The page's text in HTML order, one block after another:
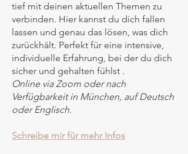
tief mit deinen aktuellen Themen zu
verbinden. Hier kannst du dich fallen
lassen und genau das lösen, was dich
zurückhält. Perfekt für eine intensive,
individuelle Erfahrung, bei der du dich
sicher und gehalten fühlst .
Online via Zoom oder nach
Verfügbarkeit in München, auf Deutsch
oder Englisch.
Schreibe mir für mehr Infos